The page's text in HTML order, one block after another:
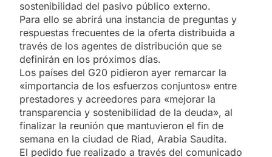
sostenibilidad del pasivo público externo.
Para ello se abrirá una instancia de preguntas y
respuestas frecuentes de la oferta distribuida a
través de los agentes de distribución que se
definirán en los próximos días.
Los países del G20 pidieron ayer remarcar la
«importancia de los esfuerzos conjuntos» entre
prestadores y acreedores para «mejorar la
transparencia y sostenibilidad de la deuda», al
finalizar la reunión que mantuvieron el fin de
semana en la ciudad de Riad, Arabia Saudita.
El pedido fue realizado a través del comunicado